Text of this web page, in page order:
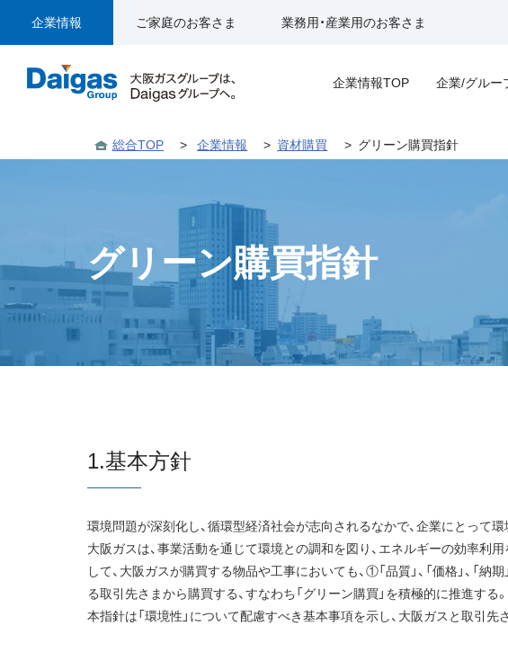
企業情報 ご家庭のお客さま 業務用・産業用のお客さま
企業情報TOP 企業/グルー
総合TOP > 企業情報 > 資材購買 > グリーン購買指針
グリーン購買指針
1.基本方針
環境問題が深刻化し、循環型経済社会が志向されるなかで、企業にとって
大阪ガスは、事業活動を通じて環境との調和を図り、エネルギーの効率利
して、大阪ガスが購買する物品や工事においても、①「品質」、「価格」、
る取引先さまから購買する、すなわち「グリーン購買」を積極的に推進する。
本指針は「環境性」について配慮すべき基本事項を示し、大阪ガスと取引